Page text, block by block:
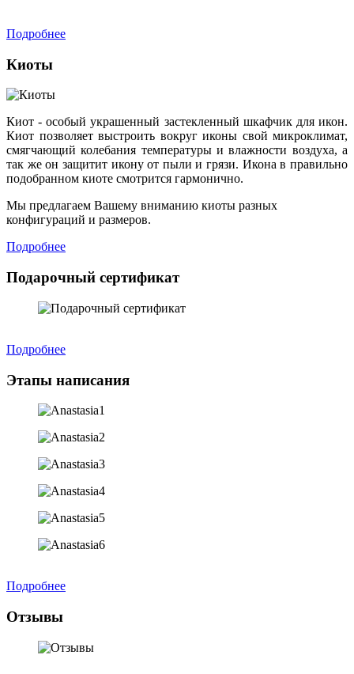
Подробнее
Киоты
Киот - особый украшенный застекленный шкафчик для икон.
Киот позволяет выстроить вокруг иконы свой микроклимат,
смягчающий колебания температуры и влажности воздуха, а
так же он защитит икону от пыли и грязи. Икона в правильно
подобранном киоте смотрится гармонично.
Мы предлагаем Вашему вниманию киоты разных
конфигураций и размеров.
Подробнее
Подарочный сертификат
Подробнее
Этапы написания
Подробнее
Отзывы